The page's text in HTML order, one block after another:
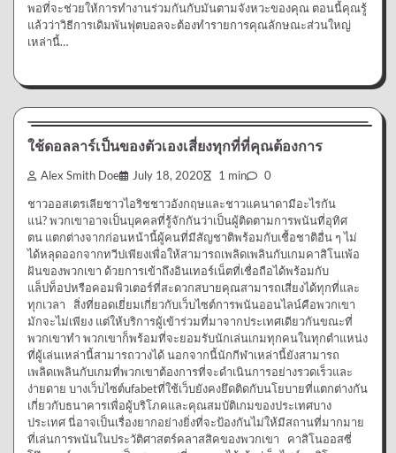
พอที่จะช่วยให้การทำงานร่วมกันกับมันตามจังหวะของคุณ ตอนนี้คุณรู้
แล้วว่าวิธีการเดิมพันฟุตบอลจะต้องทำรายการคุณลักษณะส่วนใหญ่
เหล่านี้…
การพนัน
ใช้ดอลลาร์เป็นของตัวเองเสี่ยงทุกที่ที่คุณต้องการ
Alex Smith Doe July 18, 2020 1 min 0
ชาวออสเตรเลียชาวไอริชชาวอังกฤษและชาวแคนาดามีอะไรกัน
แน่? พวกเขาอาจเป็นบุคคลที่รู้จักกันว่าเป็นผู้ติดตามการพนันที่อุทิศ
ตน แตกต่างจากก่อนหน้านี้ผู้คนที่มีสัญชาติพร้อมกับเชื้อชาติอื่น ๆ ไม่
ได้หลุดออกจากทวีปเพียงเพื่อให้สามารถเพลิดเพลินกับเกมคาสิโนเพ้อ
ฝันของพวกเขา ด้วยการเข้าถึงอินเทอร์เน็ตที่เชื่อถือได้พร้อมกับ
แล็ปท็อปหรือคอมพิวเตอร์ที่สะดวกสบายคุณสามารถเสี่ยงได้ทุกที่และ
ทุกเวลา สิ่งที่ยอดเยี่ยมเกี่ยวกับเว็บไซต์การพนันออนไลน์คือพวกเขา
มักจะไม่เพียง แต่ให้บริการผู้เข้าร่วมที่มาจากประเทศเดียวกันขณะที่
พวกเขาทำ พวกเขาก็พร้อมที่จะยอมรับนักเล่นเกมทุกคนในทุกตำแหน่ง
ที่ผู้เล่นเหล่านี้สามารถวางได้ นอกจากนี้นักกีฬาเหล่านี้ยังสามารถ
เพลิดเพลินกับเกมที่พวกเขาต้องการที่จะดำเนินการอย่างรวดเร็วและ
ง่ายดาย บางเว็บไซต์ufabetที่ใช้เว็บยังคงยึดติดกับนโยบายที่แตกต่างกัน
เกี่ยวกับธนาคารเพื่อผู้บริโภคและคุณสมบัติเกมของประเทศบาง
ประเทศ นี่อาจเป็นเรื่องยากอย่างยิ่งที่จะป้องกันไม่ให้มีสถานที่มากมาย
ที่เล่นการพนันในประวัติศาสตร์คลาสสิคของพวกเขา คาสิโนออสซี่